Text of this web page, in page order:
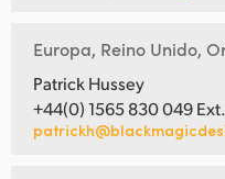
Europa, Reino Unido,
Patrick Hussey
+44(0) 1565 830 049